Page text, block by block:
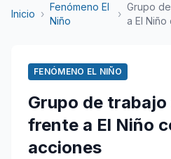
Inicio ›
Fenómeno El
Niño
›
Grupo
a El Niño
FENÓMENO EL NIÑO
Grupo de
frente a El Niño
acciones